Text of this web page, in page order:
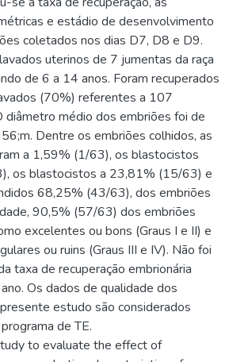
e estádio de desenvolvimento
coletados nos dias D7, D8 e D9.
uterinos de 7 jumentas da raça
de 6 a 14 anos. Foram recuperados
(70%) referentes a 107
diâmetro médio dos embriões foi de
Dentre os embriões colhidos, as
a 1,59% (1/63), os blastocistos
os blastocistos a 23,81% (15/63) e
68,25% (43/63), dos embriões
90,5% (57/63) dos embriões
excelentes ou bons (Graus I e II) e
ou ruins (Graus III e IV). Não foi
taxa de recuperação embrionária
Os dados de qualidade dos
estudo são considerados
de TE.
to evaluate the effect of